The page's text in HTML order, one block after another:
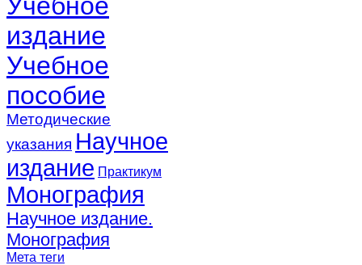
издание
Учебное
пособие
Методические
указания Научное
издание Практикум
Монография
Научное издание.
Монография
Мета теги